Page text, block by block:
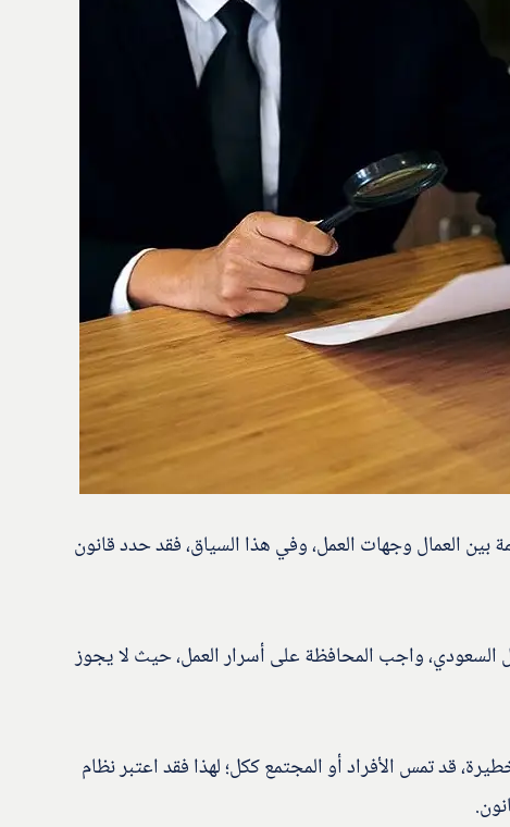
بين العمال وجهات العمل، وفي هذا السياق، فقد حدد قانون
السعودي، واجب المحافظة على أسرار العمل، حيث لا يجوز
قد تمس الأفراد أو المجتمع ككل؛ لهذا فقد اعتبر نظام